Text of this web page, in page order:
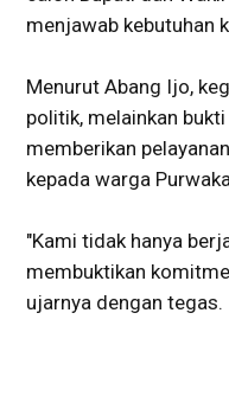
menjawab kebutuhan
Menurut Abang Ijo,
politik, melainkan
memberikan
kepada warga
"Kami tidak hanya
membuktikan
ujarnya dengan tegas.